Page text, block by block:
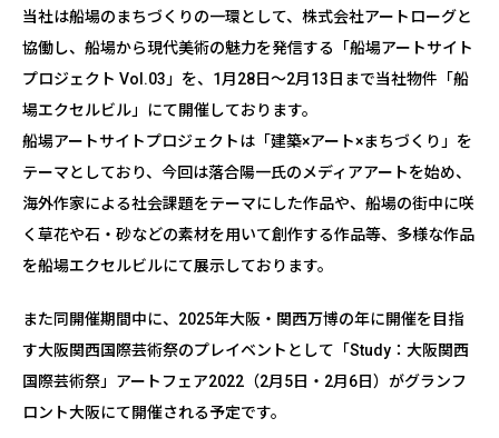
当社は船場のまちづくりの一環として、株式会社アートローグと
協働し、船場から現代美術の魅力を発信する「船場アートサイト
プロジェクト Vol.03」を、1月28日～2月13日まで当社物件「船
場エクセルビル」にて開催しております。
船場アートサイトプロジェクトは「建築×アート×まちづくり」を
テーマとしており、今回は落合陽一氏のメディアアートを始め、
海外作家による社会課題をテーマにした作品や、船場の街中に咲
く草花や石・砂などの素材を用いて創作する作品等、多様な作品
を船場エクセルビルにて展示しております。
また同開催期間中に、2025年大阪・関西万博の年に開催を目指
す大阪関西国際芸術祭のプレイベントとして「Study：大阪関西
国際芸術祭」アートフェア2022（2月5日・2月6日）がグランフ
ロント大阪にて開催される予定です。